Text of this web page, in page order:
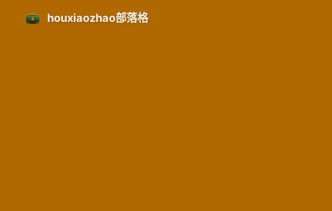
houxiaozhao部落格